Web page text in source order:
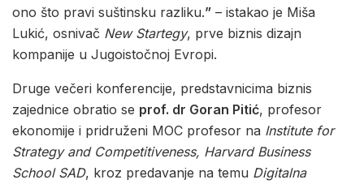
ono što pravi suštinsku razliku.” – istakao je Miša
Lukić, osnivač New Startegy, prve biznis dizajn
kompanije u Jugoistočnoj Evropi.
Druge večeri konferencije, predstavnicima biznis
zajednice obratio se prof. dr Goran Pitić, profesor
ekonomije i pridruženi MOC profesor na Institute for
Strategy and Competitiveness, Harvard Business
School SAD, kroz predavanje na temu Digitalna